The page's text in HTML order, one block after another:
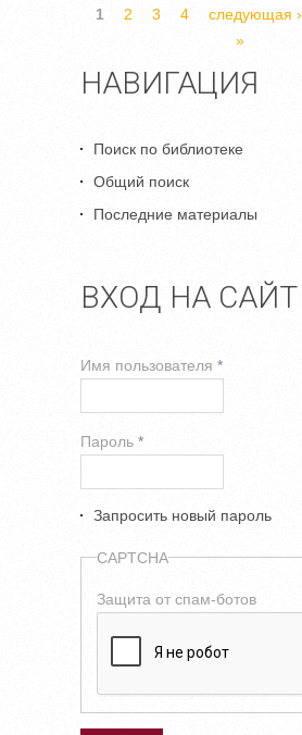
НАВИГАЦИЯ
Поиск по библиотеке
Общий поиск
Последние материалы
ВХОД НА САЙТ
Имя пользователя *
Пароль *
Запросить новый пароль
CAPTCHA
Защита от спам-ботов
СТРАНИЦЫ
1 2 3 4 следующая ›
»